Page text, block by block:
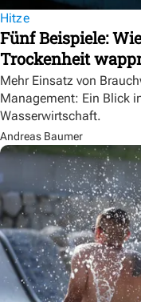
Hitze
Fünf Beispiele:
Trockenheit
Mehr Einsatz von
Management: Ein Blick
Wasserwirtschaft.
Andreas Baumer